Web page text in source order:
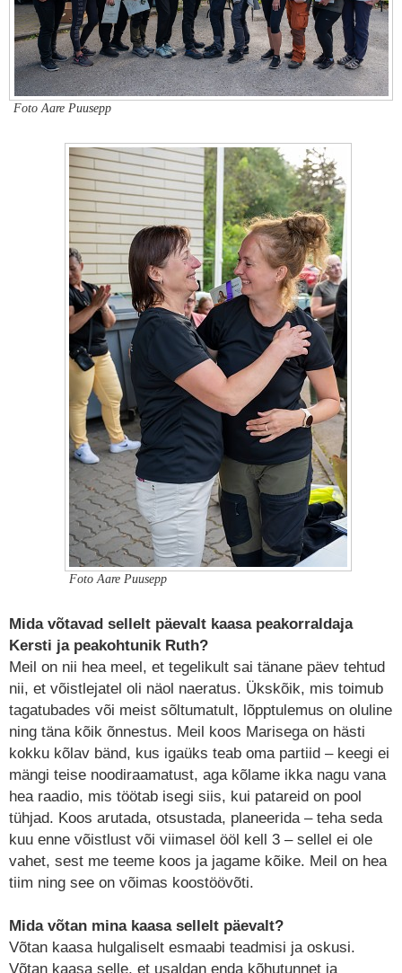
Foto Aare Puusepp
Foto Aare Puusepp
Mida võtavad sellelt päevalt kaasa peakorraldaja
Kersti ja peakohtunik Ruth?
Meil on nii hea meel, et tegelikult sai tänane päev tehtud
nii, et võistlejatel oli näol naeratus. Ükskõik, mis toimub
tagatubades või meist sõltumatult, lõpptulemus on oluline
ning täna kõik õnnestus. Meil koos Marisega on hästi
kokku kõlav bänd, kus igaüks teab oma partiid – keegi ei
mängi teise noodiraamatust, aga kõlame ikka nagu vana
hea raadio, mis töötab isegi siis, kui patareid on pool
tühjad. Koos arutada, otsustada, planeerida – teha seda
kuu enne võistlust või viimasel ööl kell 3 – sellel ei ole
vahet, sest me teeme koos ja jagame kõike. Meil on hea
tiim ning see on võimas koostöövõti.
Mida võtan mina kaasa sellelt päevalt?
Võtan kaasa hulgaliselt esmaabi teadmisi ja oskusi.
Võtan kaasa selle, et usaldan enda kõhutunnet ja